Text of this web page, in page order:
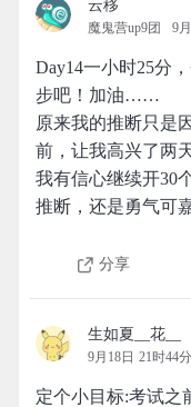
云移
魔鬼营up9团 9
Day14一小时25分
步吧！加油……
原来我的推断只是
前，让我高兴了两
我有信心继续开30
推断，还是勇气可
分享
生如夏__花__
9月18日 21时44分
定个小目标:考试之